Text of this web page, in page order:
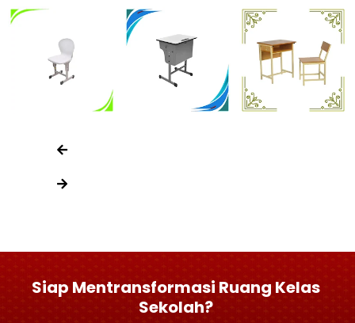
Siap Mentransformasi Ruang Kelas
Sekolah?